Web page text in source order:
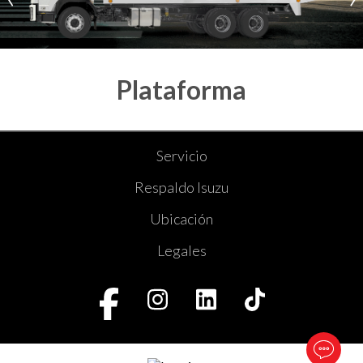
Plataforma
Servicio
Respaldo Isuzu
Ubicación
Legales